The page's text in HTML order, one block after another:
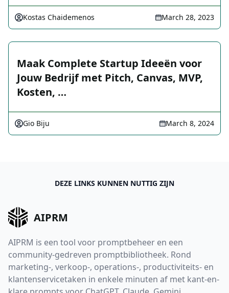
Kostas Chaidemenos March 28, 2023
Maak Complete Startup Ideeën voor
Jouw Bedrijf met Pitch, Canvas, MVP,
Kosten, …
Gio Biju March 8, 2024
DEZE LINKS KUNNEN NUTTIG ZIJN
AIPRM
AIPRM is een tool voor promptbeheer en een
community-gedreven promptbibliotheek. Rond
marketing-, verkoop-, operations-, productiviteits- en
klantenservicetaken in enkele minuten af met kant-en-